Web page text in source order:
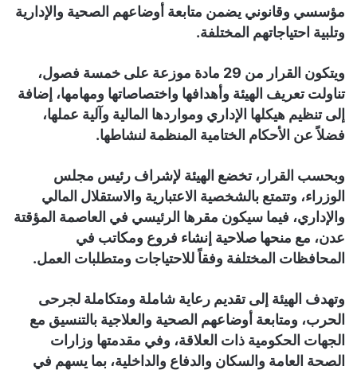
مؤسسي وقانوني يضمن متابعة أوضاعهم الصحية والإدارية
وتلبية احتياجاتهم المختلفة.
ويتكون القرار من 29 مادة موزعة على خمسة فصول،
تناولت تعريف الهيئة وأهدافها واختصاصاتها ومهامها، إضافة
إلى تنظيم هيكلها الإداري ومواردها المالية وآلية عملها،
فضلاً عن الأحكام الختامية المنظمة لنشاطها.
وبحسب القرار، تخضع الهيئة لإشراف رئيس مجلس
الوزراء، وتتمتع بالشخصية الاعتبارية والاستقلال المالي
والإداري، فيما سيكون مقرها الرئيسي في العاصمة المؤقتة
عدن، مع منحها صلاحية إنشاء فروع ومكاتب في
المحافظات المختلفة وفقاً للاحتياجات ومتطلبات العمل.
وتهدف الهيئة إلى تقديم رعاية شاملة ومتكاملة لجرحى
الحرب، ومتابعة أوضاعهم الصحية والعلاجية بالتنسيق مع
الجهات الحكومية ذات العلاقة، وفي مقدمتها وزارات
الصحة العامة والسكان والدفاع والداخلية، بما يسهم في